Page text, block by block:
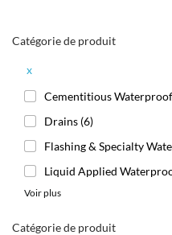
Catégorie de produit
x
Cementitious
Drains (6)
Flashing & Specialty
Liquid Applied
Voir plus
Catégorie de produit